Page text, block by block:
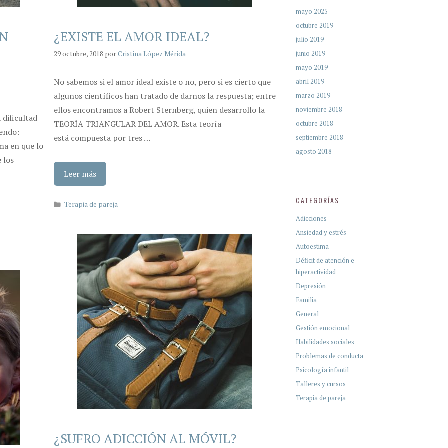
dificultad
en que lo
los
¿EXISTE EL AMOR IDEAL?
29 octubre, 2018 porCristina López Mérida
No sabemos si el amor ideal existe o no, pero si es cierto que
algunos científicos han tratado de darnos la respuesta; entre
ellos encontramos a Robert Sternberg, quien desarrollo la
TEORÍA TRIANGULAR DEL AMOR. Esta teoría
está compuesta por tres …
Leer más
Categorías
Terapia de pareja
¿SUFRO ADICCIÓN AL MÓVIL?
mayo 2025
octubre 2019
julio 2019
junio 2019
mayo 2019
abril 2019
marzo 2019
noviembre 2018
octubre 2018
septiembre 2018
agosto 2018
CATEGORÍAS
Adicciones
Ansiedad y estrés
Autoestima
Déficit de atención e
hiperactividad
Depresión
Familia
General
Gestión emocional
Habilidades sociales
Problemas de conducta
Psicología infantil
Talleres y cursos
Terapia de pareja